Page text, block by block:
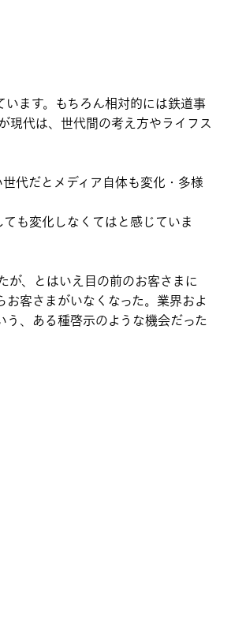
ます。もちろん相対的には鉄道事
現代は、世代間の考え方やライフス
代だとメディア自体も変化・多様
も変化しなくてはと感じていま
が、とはいえ目の前のお客さまに
客さまがいなくなった。業界およ
、ある種啓示のような機会だった